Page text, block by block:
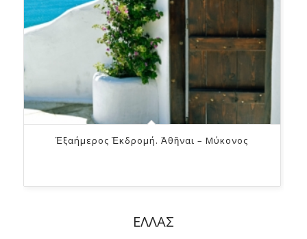
Ἑξαήμερος Ἐκδρομή. Ἀθῆναι – Μύκονος
ΕΛΛΑΣ